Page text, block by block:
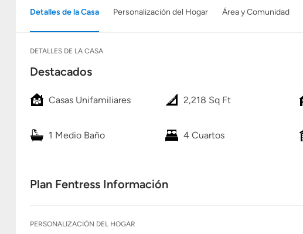
Detalles de la Casa Personalización del Hogar Área y Comunidad
DETALLES DE LA CASA
Destacados
Casas Unifamiliares 2,218 Sq Ft
1 Medio Baño 4 Cuartos
Plan Fentress Información
PERSONALIZACIÓN DEL HOGAR